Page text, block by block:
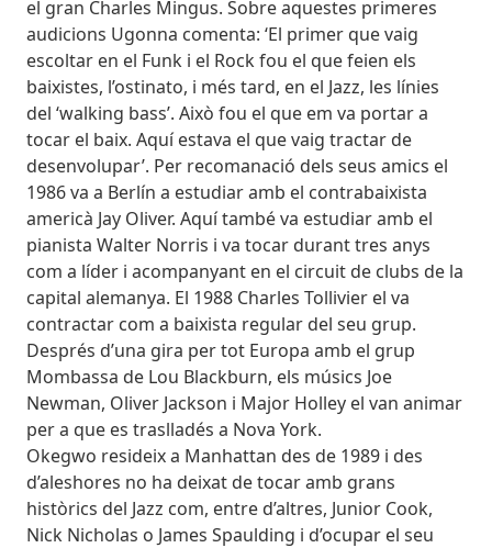
el gran Charles Mingus. Sobre aquestes primeres
audicions Ugonna comenta: ‘El primer que vaig
escoltar en el Funk i el Rock fou el que feien els
baixistes, l’ostinato, i més tard, en el Jazz, les línies
del ‘walking bass’. Això fou el que em va portar a
tocar el baix. Aquí estava el que vaig tractar de
desenvolupar’. Per recomanació dels seus amics el
1986 va a Berlín a estudiar amb el contrabaixista
americà Jay Oliver. Aquí també va estudiar amb el
pianista Walter Norris i va tocar durant tres anys
com a líder i acompanyant en el circuit de clubs de la
capital alemanya. El 1988 Charles Tollivier el va
contractar com a baixista regular del seu grup.
Després d’una gira per tot Europa amb el grup
Mombassa de Lou Blackburn, els músics Joe
Newman, Oliver Jackson i Major Holley el van animar
per a que es traslladés a Nova York.
Okegwo resideix a Manhattan des de 1989 i des
d’aleshores no ha deixat de tocar amb grans
històrics del Jazz com, entre d’altres, Junior Cook,
Nick Nicholas o James Spaulding i d’ocupar el seu